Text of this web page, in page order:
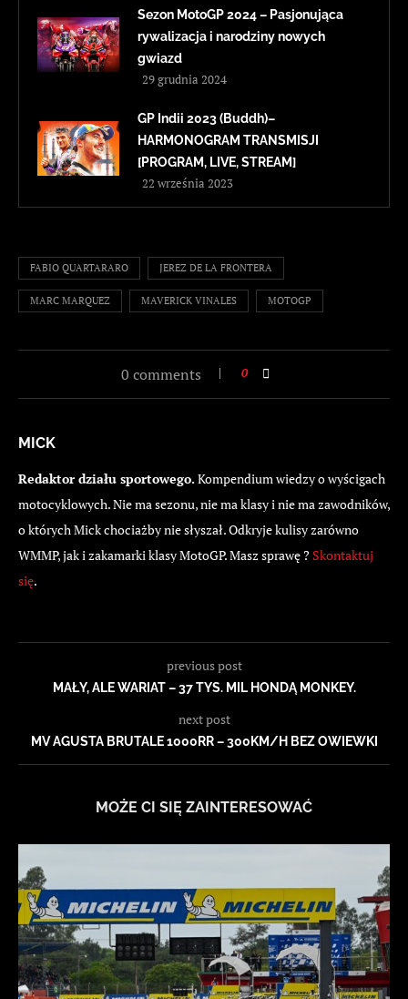
Sezon MotoGP 2024 – Pasjonująca
rywalizacja i narodziny nowych
gwiazd
29 grudnia 2024
GP Indii 2023 (Buddh)–
HARMONOGRAM TRANSMISJI
[PROGRAM, LIVE, STREAM]
22 września 2023
FABIO QUARTARARO JEREZ DE LA FRONTERA
MARC MARQUEZ MAVERICK VINALES MOTOGP
0 comments 0
MICK
Redaktor działu sportowego.Kompendium wiedzy o wyścigach
motocyklowych. Nie ma sezonu, nie ma klasy i nie ma zawodników,
o których Mick chociażby nie słyszał. Odkryje kulisy zarówno
WMMP, jak i zakamarki klasy MotoGP. Masz sprawę ? Skontaktuj
się.
previous post
MAŁY, ALE WARIAT – 37 TYS. MIL HONDĄ MONKEY.
next post
MV AGUSTA BRUTALE 1000RR – 300KM/H BEZ OWIEWKI
MOŻE CI SIĘ ZAINTERESOWAĆ